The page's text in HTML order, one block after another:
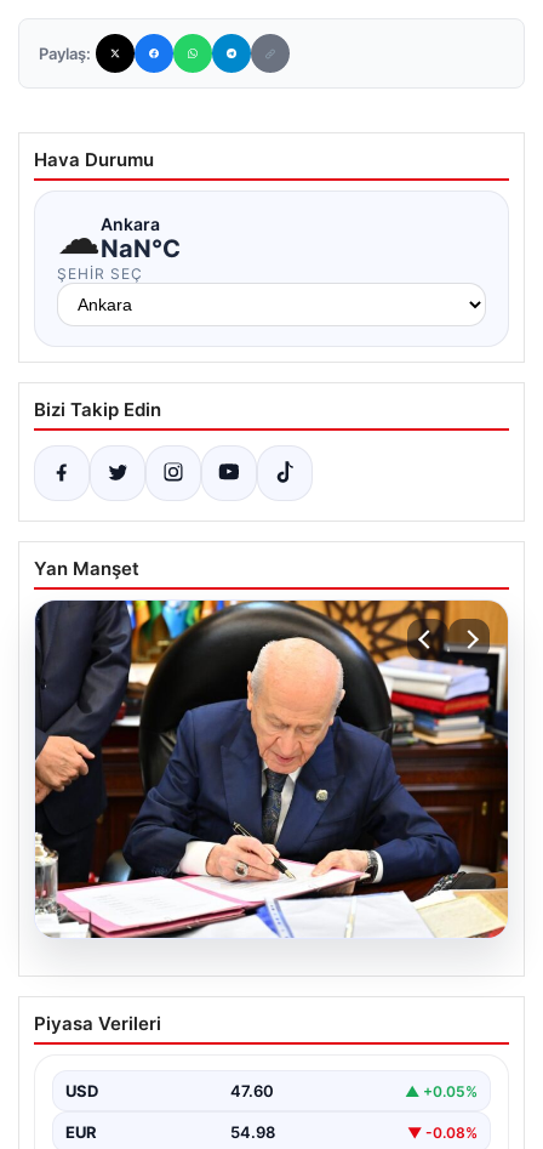
Paylaş:
Hava Durumu
☁Ankara
NaN°C
ŞEHIR SEÇ
Bizi Takip Edin
Yan Manşet
05.08.2026
Bahçeli’den çerçeve yasa açıklaması:
Bin yıllık kardeşliğimiz tescillendi
Piyasa Verileri
USD 47.60 ▲ +0.05%
EUR 54.98 ▼ -0.08%